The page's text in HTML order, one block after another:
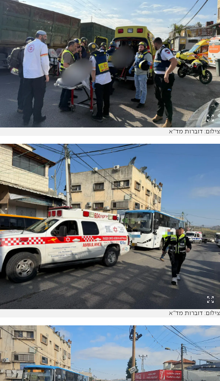
צילום: דוברות מד"א
צילום: דוברות מד"א